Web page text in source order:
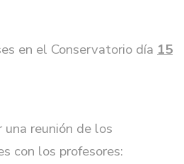
en el Conservatorio día 15
reunión de los
con los profesores: